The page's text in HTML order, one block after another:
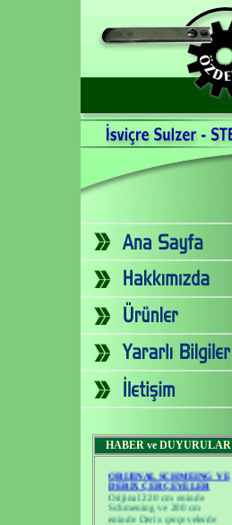
HABER ve DUYURULAR
DERIX ÇERÇEVELER
Orijinal 220 cm eninde
Schmening ve 200 cm
eninde Derix çerçevelerde
büyük kampanya.